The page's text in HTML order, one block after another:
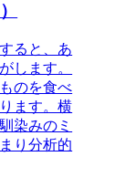
ると、あ
します。
のを食べ
ます。横
染みのミ
り分析的